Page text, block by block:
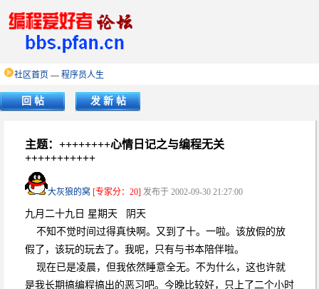
社区首页 — 程序员人生
回 帖 发 新 帖
主题：++++++++心情日记之与编程无关
+++++++++++
大灰狼的窝 [专家分：20] 发布于 2002-09-30 21:27:00
九月二十九日 星期天 阴天
不知不觉时间过得真快啊。又到了十。一啦。该放假的放
假了，该玩的玩去了。我呢，只有与书本陪伴啦。
现在已是凌晨，但我依然睡意全无。不为什么，这也许就
是我长期搞编程搞出的恶习吧。今晚比较好，只上了二个小时